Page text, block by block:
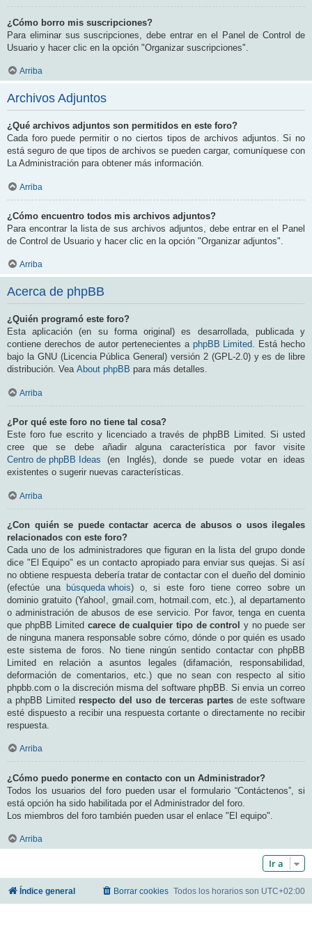
¿Cómo borro mis suscripciones?
Para eliminar sus suscripciones, debe entrar en el Panel de Control de
Usuario y hacer clic en la opción "Organizar suscripciones".
Arriba
Archivos Adjuntos
¿Qué archivos adjuntos son permitidos en este foro?
Cada foro puede permitir o no ciertos tipos de archivos adjuntos. Si no
está seguro de que tipos de archivos se pueden cargar, comuníquese con
La Administración para obtener más información.
Arriba
¿Cómo encuentro todos mis archivos adjuntos?
Para encontrar la lista de sus archivos adjuntos, debe entrar en el Panel
de Control de Usuario y hacer clic en la opción "Organizar adjuntos".
Arriba
Acerca de phpBB
¿Quién programó este foro?
Esta aplicación (en su forma original) es desarrollada, publicada y
contiene derechos de autor pertenecientes a phpBB Limited. Está hecho
bajo la GNU (Licencia Pública General) versión 2 (GPL-2.0) y es de libre
distribución. Vea About phpBB para más detalles.
Arriba
¿Por qué este foro no tiene tal cosa?
Este foro fue escrito y licenciado a través de phpBB Limited. Si usted
cree que se debe añadir alguna característica por favor visite
Centro de phpBB Ideas (en Inglés), donde se puede votar en ideas
existentes o sugerir nuevas características.
Arriba
¿Con quién se puede contactar acerca de abusos o usos ilegales
relacionados con este foro?
Cada uno de los administradores que figuran en la lista del grupo donde
dice "El Equipo" es un contacto apropiado para enviar sus quejas. Si así
no obtiene respuesta debería tratar de contactar con el dueño del dominio
(efectúe una
búsqueda whois) o, si este foro tiene correo sobre un
dominio gratuito (Yahoo!, gmail.com, hotmail.com, etc.), al departamento
o administración de abusos de ese servicio. Por favor, tenga en cuenta
que phpBB Limited carece de cualquier tipo de control y no puede ser
de ninguna manera responsable sobre cómo, dónde o por quién es usado
este sistema de foros. No tiene ningún sentido contactar con phpBB
Limited en relación a asuntos legales (difamación, responsabilidad,
deformación de comentarios, etc.) que no sean con respecto al sitio
phpbb.com o la discreción misma del software phpBB. Si envia un correo
a phpBB Limited respecto del uso de terceras partes de este software
esté dispuesto a recibir una respuesta cortante o directamente no recibir
respuesta.
Arriba
¿Cómo puedo ponerme en contacto con un Administrador?
Todos los usuarios del foro pueden usar el formulario “Contáctenos”, si
está opción ha sido habilitada por el Administrador del foro.
Los miembros del foro también pueden usar el enlace "El equipo".
Arriba
Ir a
Índice general Todos los horarios son UTC+02:00
Borrar cookies